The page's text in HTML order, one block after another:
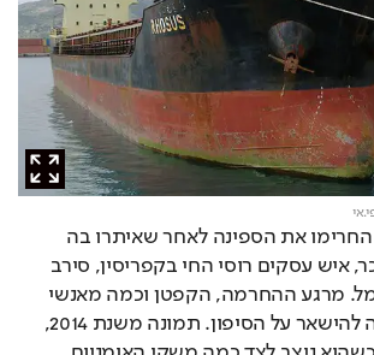
בביירות, הרשויות החרימו את הספינה לאחר שאיתרו בה
ליקויים רבים והחוכר, איש עסקים רוסי החי בקפריסין, סירב
לשלם את מיסי הנמל. מרגע ההחרמה, הקפטן וכמה מאנשי
הצוות קיבלו הוראה להישאר על הסיפון. תמונה משנת 2014,